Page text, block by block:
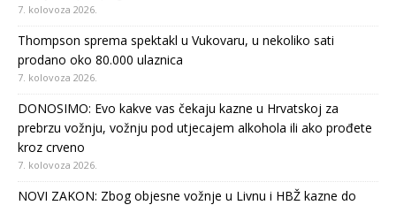
7. kolovoza 2026.
Thompson sprema spektakl u Vukovaru, u nekoliko sati
prodano oko 80.000 ulaznica
7. kolovoza 2026.
DONOSIMO: Evo kakve vas čekaju kazne u Hrvatskoj za
prebrzu vožnju, vožnju pod utjecajem alkohola ili ako prođete
kroz crveno
7. kolovoza 2026.
NOVI ZAKON: Zbog objesne vožnje u Livnu i HBŽ kazne do